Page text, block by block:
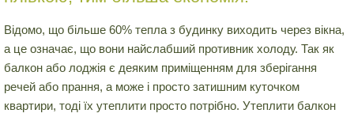
Відомо, що більше 60% тепла з будинку виходить через вікна,
а це означає, що вони найслабший противник холоду. Так як
балкон або лоджія є деяким приміщенням для зберігання
речей або прання, а може і просто затишним куточком
квартири, тоді їх утеплити просто потрібно. Утеплити балкон